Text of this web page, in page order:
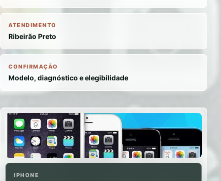
ATENDIMENTO
Ribeirão Preto
CONFIRMAÇÃO
Modelo, diagnóstico e elegibilidade
IPHONE